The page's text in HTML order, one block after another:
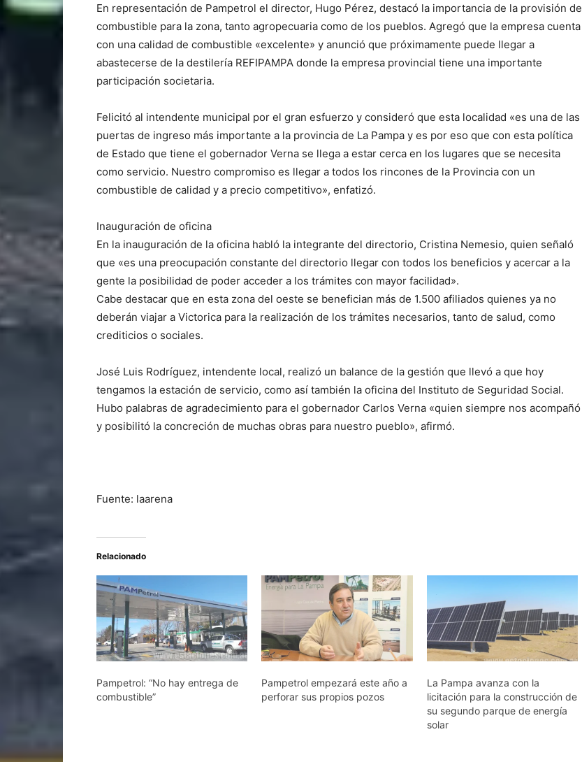
En representación de Pampetrol el director, Hugo Pérez, destacó la importancia de la provisión de
combustible para la zona, tanto agropecuaria como de los pueblos. Agregó que la empresa cuenta
con una calidad de combustible «excelente» y anunció que próximamente puede llegar a
abastecerse de la destilería REFIPAMPA donde la empresa provincial tiene una importante
participación societaria.
Felicitó al intendente municipal por el gran esfuerzo y consideró que esta localidad «es una de las
puertas de ingreso más importante a la provincia de La Pampa y es por eso que con esta política
de Estado que tiene el gobernador Verna se llega a estar cerca en los lugares que se necesita
como servicio. Nuestro compromiso es llegar a todos los rincones de la Provincia con un
combustible de calidad y a precio competitivo», enfatizó.
Inauguración de oficina
En la inauguración de la oficina habló la integrante del directorio, Cristina Nemesio, quien señaló
que «es una preocupación constante del directorio llegar con todos los beneficios y acercar a la
gente la posibilidad de poder acceder a los trámites con mayor facilidad».
Cabe destacar que en esta zona del oeste se benefician más de 1.500 afiliados quienes ya no
deberán viajar a Victorica para la realización de los trámites necesarios, tanto de salud, como
crediticios o sociales.
José Luis Rodríguez, intendente local, realizó un balance de la gestión que llevó a que hoy
tengamos la estación de servicio, como así también la oficina del Instituto de Seguridad Social.
Hubo palabras de agradecimiento para el gobernador Carlos Verna «quien siempre nos acompañó
y posibilitó la concreción de muchas obras para nuestro pueblo», afirmó.
Fuente: laarena
Relacionado
Pampetrol: “No hay entrega de
combustible”
Pampetrol empezará este año a
perforar sus propios pozos
La Pampa avanza con la
licitación para la construcción de
su segundo parque de energía
solar